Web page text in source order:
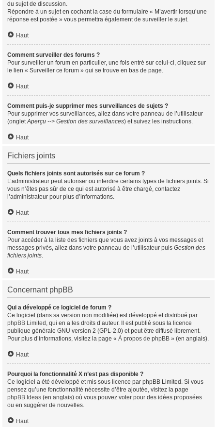
du sujet de discussion.
Répondre à un sujet en cochant la case du formulaire « M’avertir lorsqu’une
réponse est postée » vous permettra également de surveiller le sujet.
Haut
Comment surveiller des forums ?
Pour surveiller un forum en particulier, une fois entré sur celui-ci, cliquez sur
le lien « Surveiller ce forum » qui se trouve en bas de page.
Haut
Comment puis-je supprimer mes surveillances de sujets ?
Pour supprimer vos surveillances, allez dans votre panneau de l’utilisateur
(ongletAperçu --> Gestion des surveillances) et suivez les instructions.
Haut
Fichiers joints
Quels fichiers joints sont autorisés sur ce forum ?
L’administrateur peut autoriser ou interdire certains types de fichiers joints. Si
vous n’êtes pas sûr de ce qui est autorisé à être chargé, contactez
l’administrateur pour plus d’informations.
Haut
Comment trouver tous mes fichiers joints ?
Pour accéder à la liste des fichiers que vous avez joints à vos messages et
messages privés, allez dans votre panneau de l’utilisateur puis Gestion des
fichiers joints.
Haut
Concernant phpBB
Qui a développé ce logiciel de forum ?
Ce logiciel (dans sa version non modifiée) est développé et distribué par
phpBB Limited , qui en a les droits d’auteur. Il est publié sous la licence
publique générale GNU version 2 (GPL-2.0) et peut être diffusé librement.
Pour plus d’informations, visitez la page « À propos de phpBB » (en anglais).
Haut
Pourquoi la fonctionnalité X n’est pas disponible ?
Ce logiciel a été développé et mis sous licence par phpBB Limited. Si vous
pensez qu’une fonctionnalité nécessite d’être ajoutée, visitez la page
phpBB Ideas (en anglais) où vous pouvez voter pour des idées proposées
ou en suggérer de nouvelles.
Haut